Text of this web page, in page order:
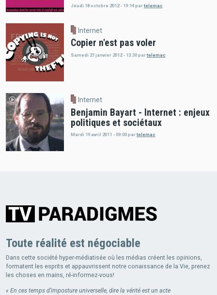
Jeudi 18 octobre 2012 - 19:14 partelemac
Internet
Copier n'est pas voler
Samedi 21 janvier 2012 - 13:30 partelemac
Internet
Benjamin Bayart - Internet : enjeux
politiques et sociétaux
Mardi 19 avril 2011 - 09:00 partelemac
Toute réalité est négociable
Dans cette société hyper-médiatisée où les médias créent les opinions,
formatent les esprits et appauvrissent notre conaissance de la Vie, prenez
les choses en mains, ré-informez-vous!
« En ces temps d’imposture universelle, dire la vérité est un acte